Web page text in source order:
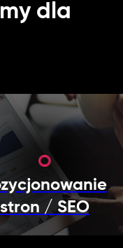
dla
stron / SEO